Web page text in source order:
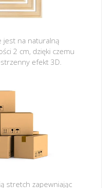
jest na naturalną
2 cm, dzięki czemu
efekt 3D.
stretch zapewniając